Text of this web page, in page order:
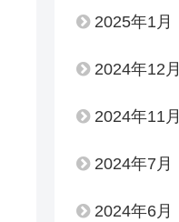
2025年1月
2024年12月
2024年11月
2024年7月
2024年6月